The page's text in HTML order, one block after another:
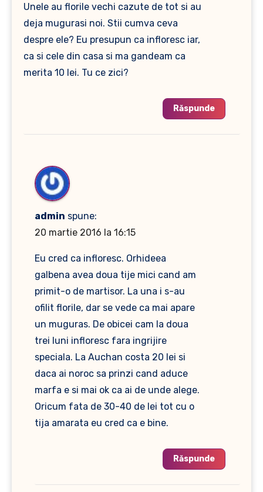
Unele au florile vechi cazute de tot si au
deja mugurasi noi. Stii cumva ceva
despre ele? Eu presupun ca infloresc iar,
ca si cele din casa si ma gandeam ca
merita 10 lei. Tu ce zici?
Răspunde
admin spune:
20 martie 2016 la 16:15
Eu cred ca infloresc. Orhideea
galbena avea doua tije mici cand am
primit-o de martisor. La una i s-au
ofilit florile, dar se vede ca mai apare
un muguras. De obicei cam la doua
trei luni infloresc fara ingrijire
speciala. La Auchan costa 20 lei si
daca ai noroc sa prinzi cand aduce
marfa e si mai ok ca ai de unde alege.
Oricum fata de 30-40 de lei tot cu o
tija amarata eu cred ca e bine.
Răspunde